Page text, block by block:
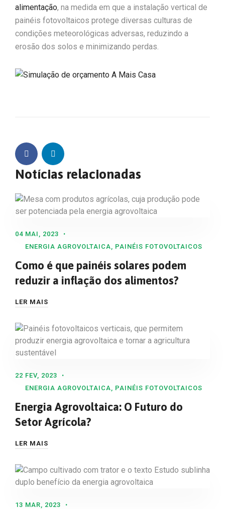
alimentação, na medida em que a instalação vertical de
painéis fotovoltaicos protege diversas culturas de
condições meteorológicas adversas, reduzindo a
erosão dos solos e minimizando perdas.
Notícias relacionadas
04 MAI, 2023
ENERGIA AGROVOLTAICA, PAINÉIS FOTOVOLTAICOS
Como é que painéis solares podem
reduzir a inflação dos alimentos?
LER MAIS
22 FEV, 2023
ENERGIA AGROVOLTAICA, PAINÉIS FOTOVOLTAICOS
Energia Agrovoltaica: O Futuro do
Setor Agrícola?
LER MAIS
13 MAR, 2023